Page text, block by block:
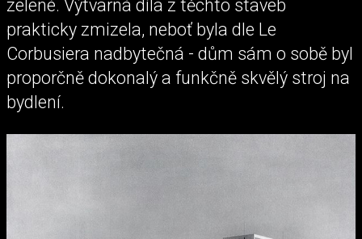
zelené. Výtvarná díla z těchto staveb
prakticky zmizela, neboť byla dle Le
Corbusiera nadbytečná - dům sám o sobě byl
proporčně dokonalý a funkčně skvělý stroj na
bydlení.